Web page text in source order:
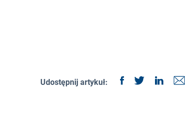
Udostępnij artykuł: